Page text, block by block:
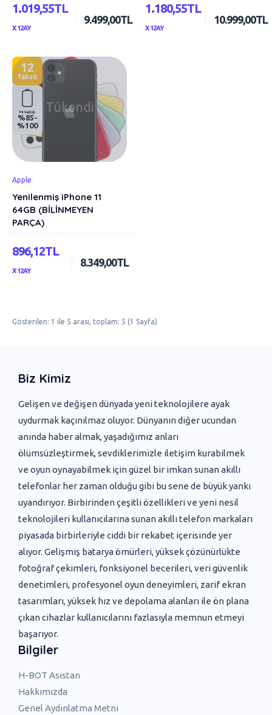
1.019,55TL
X 12AY
9.499,00TL
1.180,55TL
X 12AY
10.999,00TL
Tükendi
12
Taksit
Pil Sağlığı
%85-
%100
Apple
Yenilenmiş iPhone 11
64GB (BİLİNMEYEN
PARÇA)
896,12TL
X 12AY
8.349,00TL
Gösterilen: 1 ile 5 arası, toplam: 5 (1 Sayfa)
Biz Kimiz
Gelişen ve değişen dünyada yeni ‌teknolojilere ayak
uydurmak kaçınılmaz oluyor. Dünyanın diğer ucundan
anında haber almak, yaşadığımız anları
ölümsüzleştirmek, sevdiklerimizle iletişim kurabilmek
ve oyun oynayabilmek için güzel bir imkan sunan akıllı
telefonlar her zaman olduğu gibi bu sene de büyük yankı
uyandırıyor. Birbirinden çeşitli özellikleri ve yeni nesil
teknolojileri kullanıcılarına sunan akıllı telefon markaları
piyasada birbirleriyle ciddi bir rekabet içerisinde yer
alıyor. Gelişmiş batarya ömürleri, yüksek çözünürlükte
fotoğraf çekimleri, fonksiyonel becerileri, veri güvenlik
denetimleri, profesyonel oyun deneyimleri, zarif ekran
tasarımları, yüksek hız ve depolama alanları ile ön plana
çıkan cihazlar kullanıcılarını fazlasıyla memnun etmeyi
başarıyor.
Bilgiler
H-BOT Asistan
Hakkımızda
Genel Aydınlatma Metni